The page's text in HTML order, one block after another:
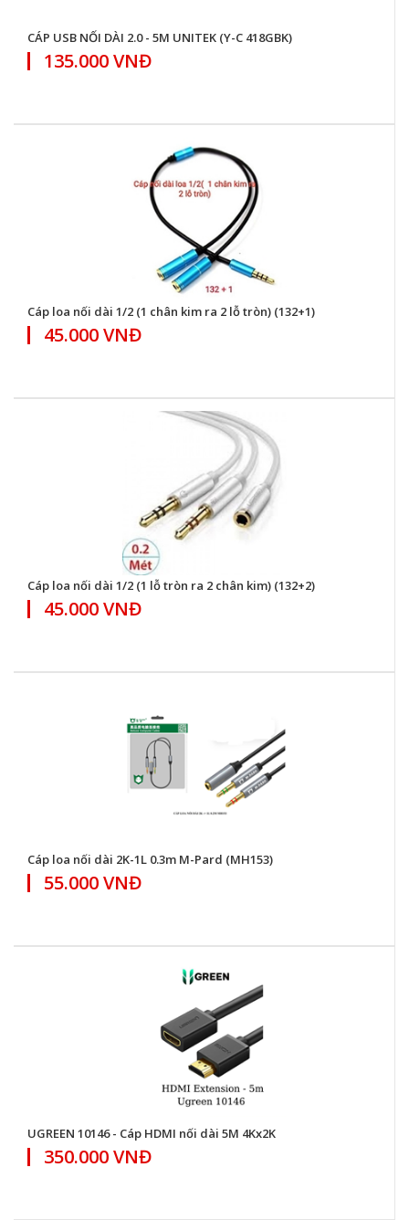
CÁP USB NỐI DÀI 2.0 - 5M UNITEK (Y-C 418GBK)
135.000 VNĐ
Cáp loa nối dài 1/2 (1 chân kim ra 2 lỗ tròn) (132+1)
45.000 VNĐ
Cáp loa nối dài 1/2 (1 lỗ tròn ra 2 chân kim) (132+2)
45.000 VNĐ
Cáp loa nối dài 2K-1L 0.3m M-Pard (MH153)
55.000 VNĐ
UGREEN 10146 - Cáp HDMI nối dài 5M 4Kx2K
350.000 VNĐ